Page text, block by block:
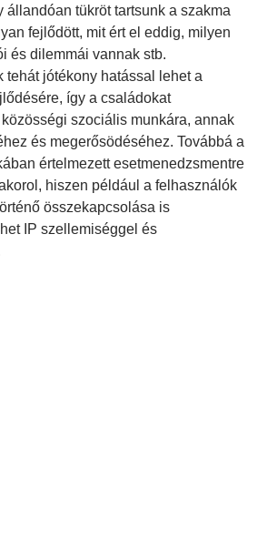
állandóan tükröt tartsunk a szakma
fejlődött, mit ért el eddig, milyen
és dilemmái vannak stb.
tehát jótékony hatással lehet a
így a családokat
szociális munkára, annak
és megerősödéséhez. Továbbá a
értelmezett esetmenedzsmentre
hiszen például a felhasználók
összekapcsolása is
IP szellemiséggel és